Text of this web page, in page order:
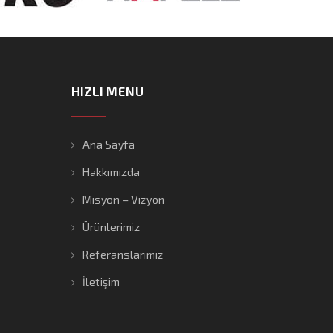
HIZLI MENU
Ana Sayfa
Hakkımızda
Misyon – Vizyon
Ürünlerimiz
Referanslarımız
İletişim